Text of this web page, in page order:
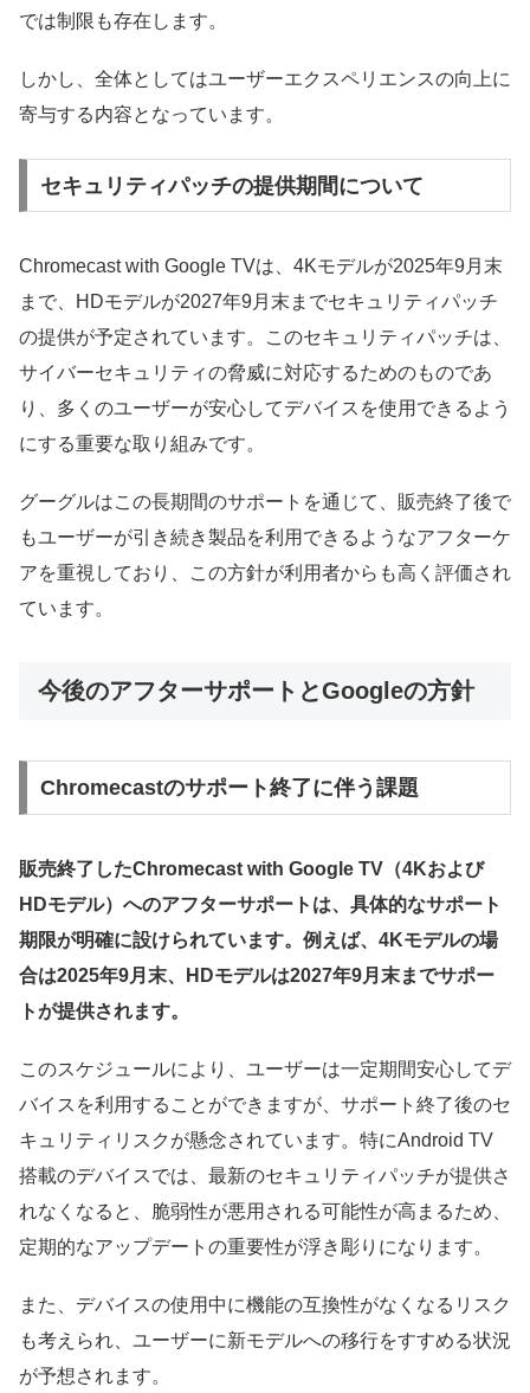
では制限も存在します。
しかし、全体としてはユーザーエクスペリエンスの向上に
寄与する内容となっています。
セキュリティパッチの提供期間について
Chromecast with Google TVは、4Kモデルが2025年9月末
まで、HDモデルが2027年9月末までセキュリティパッチ
の提供が予定されています。このセキュリティパッチは、
サイバーセキュリティの脅威に対応するためのものであ
り、多くのユーザーが安心してデバイスを使用できるよう
にする重要な取り組みです。
グーグルはこの長期間のサポートを通じて、販売終了後で
もユーザーが引き続き製品を利用できるようなアフターケ
アを重視しており、この方針が利用者からも高く評価され
ています。
今後のアフターサポートとGoogleの方針
Chromecastのサポート終了に伴う課題
販売終了したChromecast with Google TV（4Kおよび
HDモデル）へのアフターサポートは、具体的なサポート
期限が明確に設けられています。例えば、4Kモデルの場
合は2025年9月末、HDモデルは2027年9月末までサポー
トが提供されます。
このスケジュールにより、ユーザーは一定期間安心してデ
バイスを利用することができますが、サポート終了後のセ
キュリティリスクが懸念されています。特にAndroid TV
搭載のデバイスでは、最新のセキュリティパッチが提供さ
れなくなると、脆弱性が悪用される可能性が高まるため、
定期的なアップデートの重要性が浮き彫りになります。
また、デバイスの使用中に機能の互換性がなくなるリスク
も考えられ、ユーザーに新モデルへの移行をすすめる状況
が予想されます。